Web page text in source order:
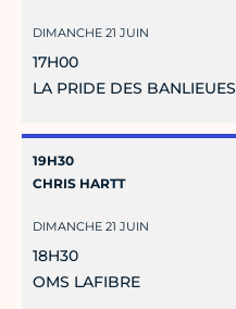
DIMANCHE 21 JUIN
17H00
LA PRIDE DES BANLIEUES
19H30
CHRIS HARTT
DIMANCHE 21 JUIN
18H30
OMS LAFIBRE